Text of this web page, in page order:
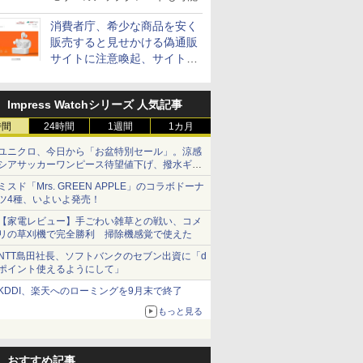
消費者庁、希少な商品を安く
販売すると見せかける偽通販
サイトに注意喚起、サイト名
Impress Watchシリーズ 人気記事
24時間 1週間 1カ月
ニクロ、今日から「お盆特別セール」。涼感
アサッカーワンピース待望値下げ、撥水ギア
ョーツは1990円に
スド「Mrs. GREEN APPLE」のコラボドーナ
4種、いよいよ発売！
家電レビュー】手ごわい雑草との戦い、コメ
の草刈機で完全勝利 掃除機感覚で使えた
島田社長、ソフトバンクのセブン出資に「d
イント使えるようにして」
、楽天へのローミングを9月末で終了
もっと見る